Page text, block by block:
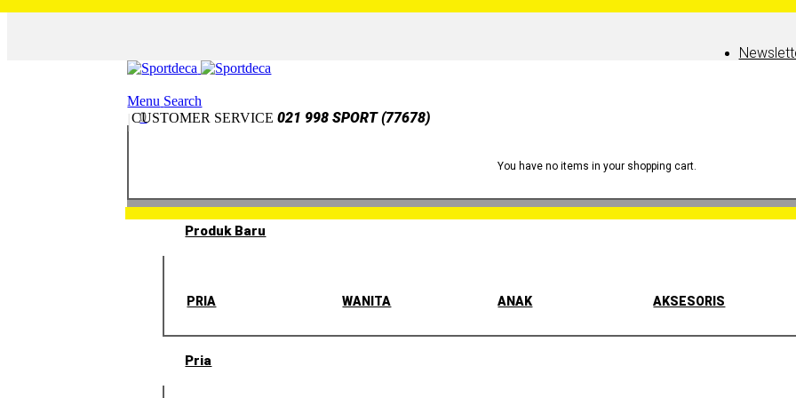
CUSTOMER SERVICE021 998 SPORT (77678)
Menu Search
0
You have no items in your shopping cart.
Produk Baru
PRIA WANITA ANAK AKSESORIS
Pria